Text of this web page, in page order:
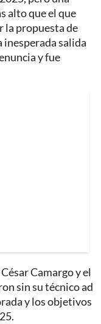
alto que el que
la propuesta de
salida
y fue
Camargo y el
sin su técnico ad
y los objetivos